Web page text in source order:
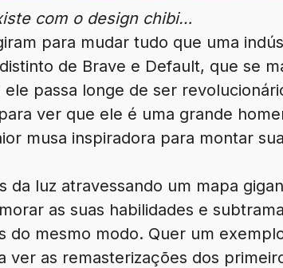
com o design chibi…
para mudar tudo que uma
de Brave e Default, que se
passa longe de ser
ver que ele é uma grande
musa inspiradora para montar
da luz atravessando um mapa
as suas habilidades e
do mesmo modo. Quer um
as remasterizações dos